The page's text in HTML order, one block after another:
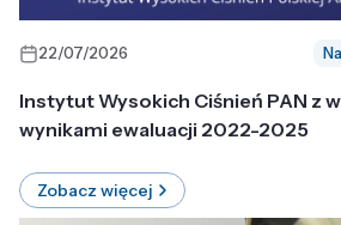
22/07/2026
Instytut Wysokich Ciśnień PAN z
wynikami ewaluacji 2022-2025
Zobacz więcej